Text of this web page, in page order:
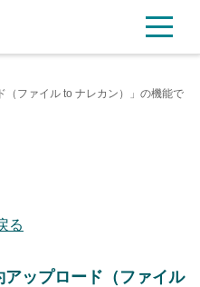
（ファイル to ナレカン）」の機能で
る
アップロード（ファイル